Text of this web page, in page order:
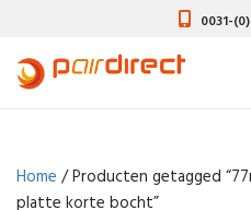
0031-
Home / Producten getagged
platte korte bocht”